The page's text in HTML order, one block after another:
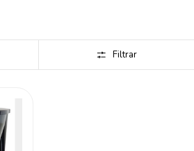
Filtrar